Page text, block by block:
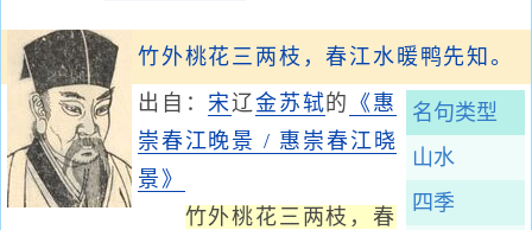
竹外桃花三两枝，春江水暖鸭先知。
名句类型
山水
四季
出自：宋辽金苏轼的 《惠
崇春江晚景 / 惠崇春江晓
景》
竹外桃花三两枝，春